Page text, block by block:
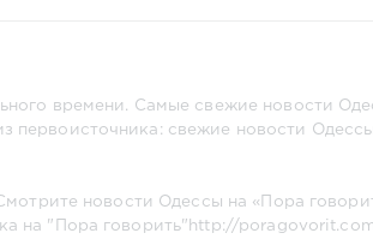
времени. Самые свежие новости
свежие новости
Смотрите новости Одессы на «Пора
на "Пора говорить" http://